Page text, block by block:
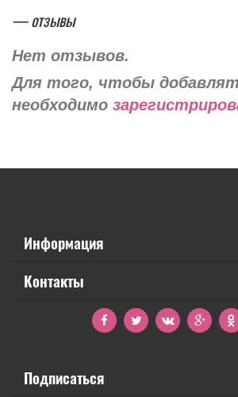
— отзывы
Нет отзывов.
Для того, чтобы
необходимо
Информация
Контакты
Подписаться